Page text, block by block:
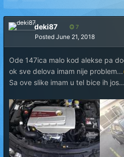
deki87 7
Posted June 21, 2018
Ode 147ica malo kod alekse pa
ok sve delova imam nije problem...
Sa ove slike imam u tel bice ih jos...